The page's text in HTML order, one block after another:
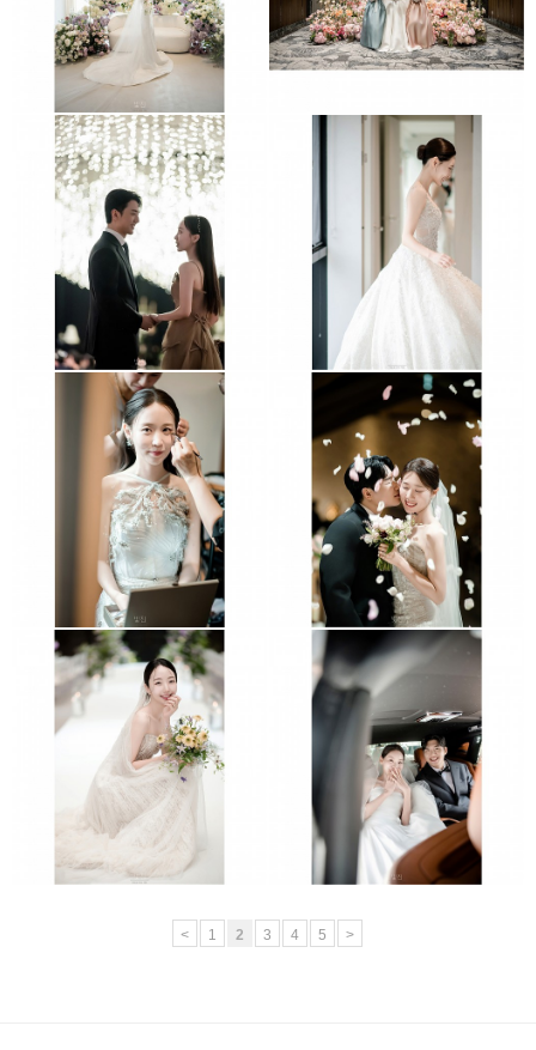
콘래드호텔 그래머시코엑스
수원더마레보 더채플앳논현
크레스트72 엘리에나호텔
< 1 2 3 4 5 >